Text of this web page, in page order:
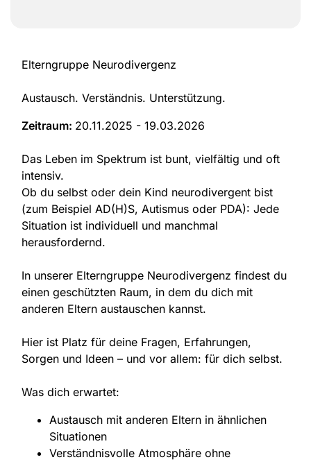
Elterngruppe Neurodivergenz
Austausch. Verständnis. Unterstützung.
Zeitraum: 20.11.2025 - 19.03.2026
Das Leben im Spektrum ist bunt, vielfältig und oft
intensiv.
Ob du selbst oder dein Kind neurodivergent bist
(zum Beispiel AD(H)S, Autismus oder PDA): Jede
Situation ist individuell und manchmal
herausfordernd.
In unserer Elterngruppe Neurodivergenz findest du
einen geschützten Raum, in dem du dich mit
anderen Eltern austauschen kannst.
Hier ist Platz für deine Fragen, Erfahrungen,
Sorgen und Ideen – und vor allem: für dich selbst.
Was dich erwartet:
Austausch mit anderen Eltern in ähnlichen
Situationen
Verständnisvolle Atmosphäre ohne